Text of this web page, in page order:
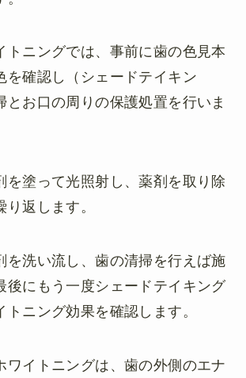
トニングでは、事前に歯の色見本
を確認し（シェードテイキン
とお口の周りの保護処置を行いま
を塗って光照射し、薬剤を取り除
り返します。
を洗い流し、歯の清掃を行えば施
後にもう一度シェードテイキング
トニング効果を確認します。
ワイトニングは、歯の外側のエナ